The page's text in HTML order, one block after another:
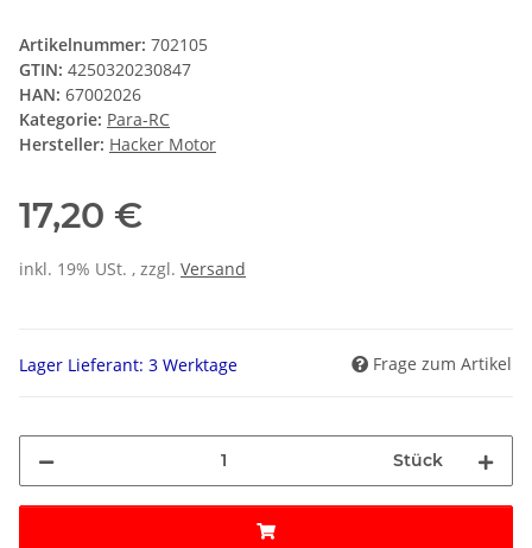
Artikelnummer: 702105
GTIN: 4250320230847
HAN: 67002026
Kategorie: Para-RC
Hersteller: Hacker Motor
17,20 €
inkl. 19% USt. , zzgl. Versand
Lager Lieferant: 3 Werktage Frage zum Artikel
Stück